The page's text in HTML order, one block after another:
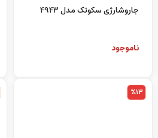
جاروشارژی سکوتک مدل 4943
ناموجود
%13